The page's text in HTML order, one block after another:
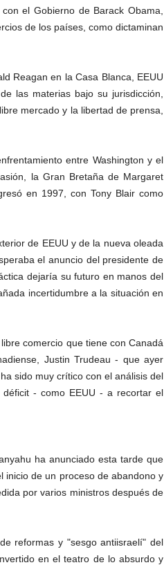
el Gobierno de Barack Obama,
de los países, como dictaminan
Reagan en la Casa Blanca, EEUU
las materias bajo su jurisdicción,
mercado y la libertad de prensa,
entre Washington y el
la Gran Bretaña de Margaret
en 1997, con Tony Blair como
de EEUU y de la nueva oleada
el anuncio del presidente de
dejaría su futuro en manos del
incertidumbre a la situación en
comercio que tiene con Canadá
Justin Trudeau - que ayer
sido muy crítico con el análisis del
- como EEUU - a recortar el
ha anunciado esta tarde que
inicio de un proceso de abandono y
por varios ministros después de
reformas y "sesgo antiisraelí" del
en el teatro de lo absurdo y